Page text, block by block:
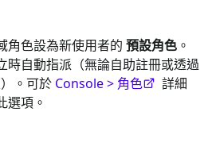
角色設為新使用者的 預設角色 。
時自動指派（無論自助註冊或透過
。可於 Console > 角色
詳細
選項。